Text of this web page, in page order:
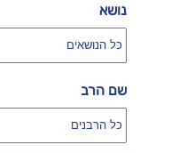
נושא
שם הרב